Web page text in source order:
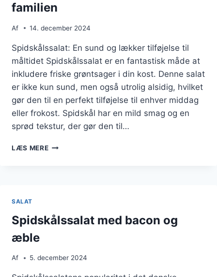
familien
Af 14. december 2024
Spidskålssalat: En sund og lækker tilføjelse til
måltidet Spidskålssalat er en fantastisk måde at
inkludere friske grøntsager i din kost. Denne salat
er ikke kun sund, men også utrolig alsidig, hvilket
gør den til en perfekt tilføjelse til enhver middag
eller frokost. Spidskål har en mild smag og en
sprød tekstur, der gør den til…
LÆS MERESPIDSKÅLSSALAT
SALAT
Spidskålssalat med bacon og
æble
Af 5. december 2024